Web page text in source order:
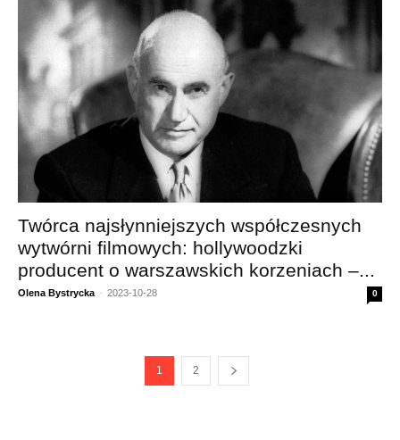
Twórca najsłynniejszych współczesnych
wytwórni filmowych: hollywoodzki
producent o warszawskich korzeniach –...
Olena Bystrycka - 2023-10-28 0
1 2